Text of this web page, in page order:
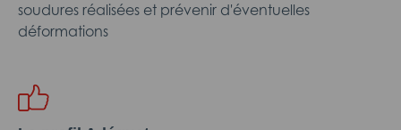
soudures réalisées et prévenir d'éventuelles
déformations